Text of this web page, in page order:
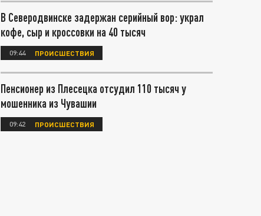
В Северодвинске задержан серийный вор: украл
кофе, сыр и кроссовки на 40 тысяч
09:44 ПРОИСШЕСТВИЯ
Пенсионер из Плесецка отсудил 110 тысяч у
мошенника из Чувашии
09:42 ПРОИСШЕСТВИЯ